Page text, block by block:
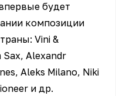
будет
композиции
Vini &
Sax, Alexandr
Aleks Milano, Niki
и др.